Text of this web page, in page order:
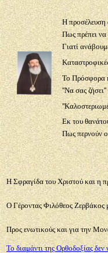
Η
Πως πρέπει
Γιατί
Το Πρόσφορα
''Να σας
Εκ του
Πως περνούν
Η Σφραγίδα του Χριστού και η
Ο Γέροντας Φιλόθεος Ζερβάκος
Προς ενωτικούς και για την
Το διαμάντι της Ορθοδοξίας δεν